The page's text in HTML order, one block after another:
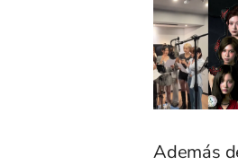
Además